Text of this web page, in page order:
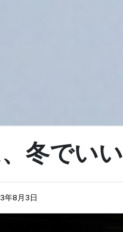
冬でいい
年8月3日